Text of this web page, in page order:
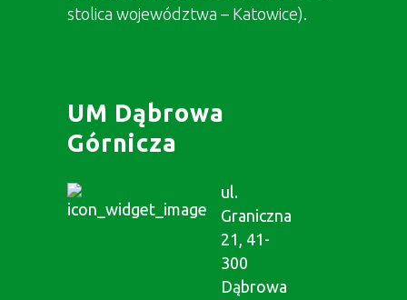
stolica województwa – Katowice).
UM Dąbrowa
Górnicza
ul.
Graniczna
21, 41-
300
Dąbrowa